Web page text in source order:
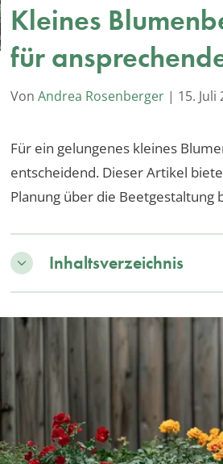
Kleines
für
Von Andrea Rosenberger | 15. Juli
Für ein gelungenes kleines
entscheidend. Dieser Artikel
Planung über die Beetgestaltung
Inhaltsverzeichnis